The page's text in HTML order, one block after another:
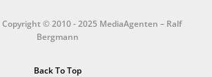
Copyright © 2010 - 2025 MediaAgenten – Ralf
Bergmann
Back To Top